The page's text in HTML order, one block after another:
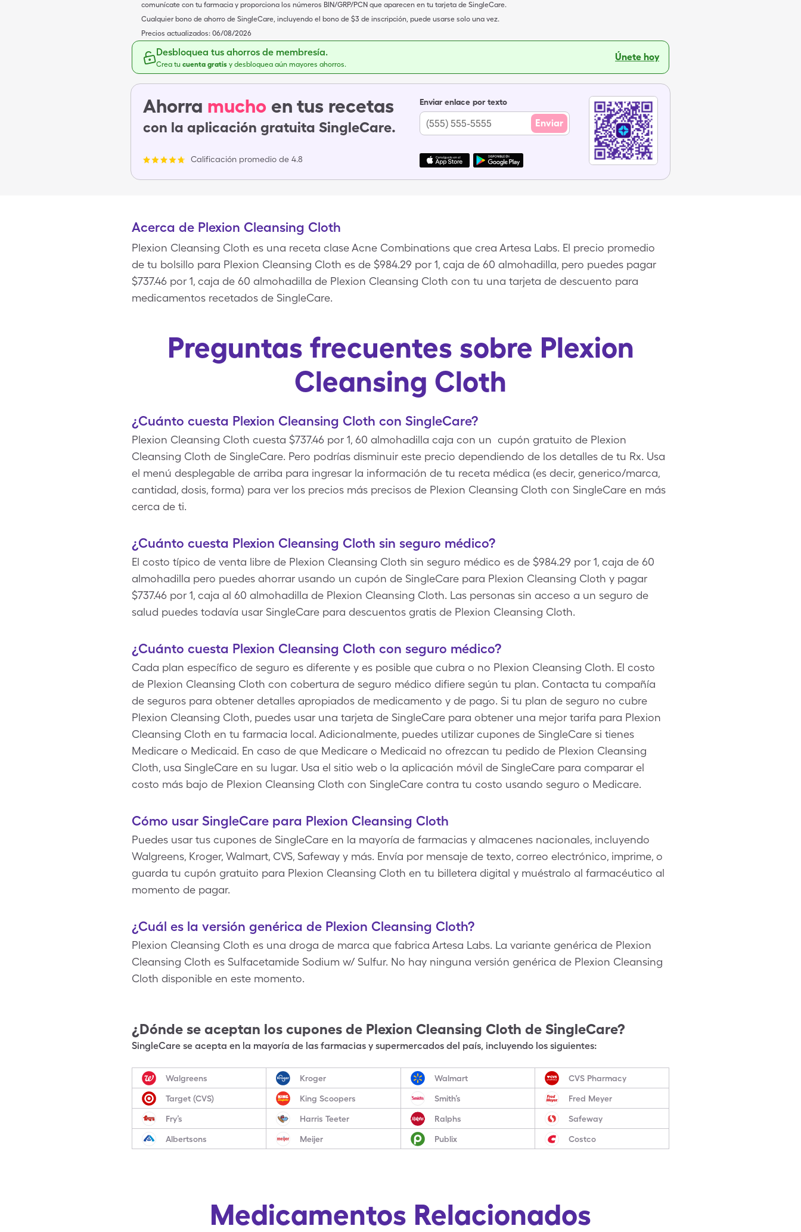
comunícate con tu farmacia y proporciona los números BIN/GRP/PCN que aparecen en tu tarjeta de SingleCare.
Cualquier bono de ahorro de SingleCare, incluyendo el bono de $3 de inscripción, puede usarse solo una vez.
Precios actualizados: 06/08/2026
Desbloquea tus ahorros de membresía.
Crea tu cuenta gratis y desbloquea aún mayores ahorros.
Únete hoy
Ahorra mucho en tus recetas
con la aplicación gratuita SingleCare.
Calificación promedio de 4.8
Enviar enlace por texto
Enviar
Acerca de Plexion Cleansing Cloth
Plexion Cleansing Cloth es una receta clase Acne Combinations que crea Artesa Labs. El precio promedio
de tu bolsillo para Plexion Cleansing Cloth es de $984.29 por 1, caja de 60 almohadilla, pero puedes pagar
$737.46 por 1, caja de 60 almohadilla de Plexion Cleansing Cloth con tu una tarjeta de descuento para
medicamentos recetados de SingleCare.
Preguntas frecuentes sobre Plexion
Cleansing Cloth
¿Cuánto cuesta Plexion Cleansing Cloth con SingleCare?
Plexion Cleansing Cloth cuesta $737.46 por 1, 60 almohadilla caja con un cupón gratuito de Plexion
Cleansing Cloth de SingleCare. Pero podrías disminuir este precio dependiendo de los detalles de tu Rx. Usa
el menú desplegable de arriba para ingresar la información de tu receta médica (es decir, generico/marca,
cantidad, dosis, forma) para ver los precios más precisos de Plexion Cleansing Cloth con SingleCare en más
cerca de ti.
¿Cuánto cuesta Plexion Cleansing Cloth sin seguro médico?
El costo típico de venta libre de Plexion Cleansing Cloth sin seguro médico es de $984.29 por 1, caja de 60
almohadilla pero puedes ahorrar usando un cupón de SingleCare para Plexion Cleansing Cloth y pagar
$737.46 por 1, caja al 60 almohadilla de Plexion Cleansing Cloth. Las personas sin acceso a un seguro de
salud puedes todavía usar SingleCare para descuentos gratis de Plexion Cleansing Cloth.
¿Cuánto cuesta Plexion Cleansing Cloth con seguro médico?
Cada plan específico de seguro es diferente y es posible que cubra o no Plexion Cleansing Cloth. El costo
de Plexion Cleansing Cloth con cobertura de seguro médico difiere según tu plan. Contacta tu compañía
de seguros para obtener detalles apropiados de medicamento y de pago. Si tu plan de seguro no cubre
Plexion Cleansing Cloth, puedes usar una tarjeta de SingleCare para obtener una mejor tarifa para Plexion
Cleansing Cloth en tu farmacia local. Adicionalmente, puedes utilizar cupones de SingleCare si tienes
Medicare o Medicaid. En caso de que Medicare o Medicaid no ofrezcan tu pedido de Plexion Cleansing
Cloth, usa SingleCare en su lugar. Usa el sitio web o la aplicación móvil de SingleCare para comparar el
costo más bajo de Plexion Cleansing Cloth con SingleCare contra tu costo usando seguro o Medicare.
Cómo usar SingleCare para Plexion Cleansing Cloth
Puedes usar tus cupones de SingleCare en la mayoría de farmacias y almacenes nacionales, incluyendo
Walgreens, Kroger, Walmart, CVS, Safeway y más. Envía por mensaje de texto, correo electrónico, imprime, o
guarda tu cupón gratuito para Plexion Cleansing Cloth en tu billetera digital y muéstralo al farmacéutico al
momento de pagar.
¿Cuál es la versión genérica de Plexion Cleansing Cloth?
Plexion Cleansing Cloth es una droga de marca que fabrica Artesa Labs. La variante genérica de Plexion
Cleansing Cloth es Sulfacetamide Sodium w/ Sulfur. No hay ninguna versión genérica de Plexion Cleansing
Cloth disponible en este momento.
¿Dónde se aceptan los cupones de Plexion Cleansing Cloth de SingleCare?
SingleCare se acepta en la mayoría de las farmacias y supermercados del país, incluyendo los siguientes:
Walgreens Kroger Walmart CVS Pharmacy
Target (CVS) King Scoopers Smith’s Fred Meyer
Fry’s Harris Teeter Ralphs Safeway
Albertsons Meijer Publix Costco
Medicamentos Relacionados